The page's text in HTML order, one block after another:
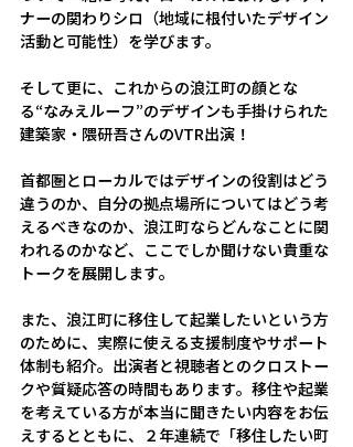
ナーの関わりシロ（地域に根付いたデザイン
活動と可能性）を学びます。
そして更に、これからの浪江町の顔とな
る“なみえルーフ”のデザインも手掛けられた
建築家・隈研吾さんのVTR出演！
首都圏とローカルではデザインの役割はどう
違うのか、自分の拠点場所についてはどう考
えるべきなのか、浪江町ならどんなことに関
われるのかなど、ここでしか聞けない貴重な
トークを展開します。
また、浪江町に移住して起業したいという方
のために、実際に使える支援制度やサポート
体制も紹介。出演者と視聴者とのクロストー
クや質疑応答の時間もあります。移住や起業
を考えている方が本当に聞きたい内容をお伝
えするとともに、２年連続で「移住したい町